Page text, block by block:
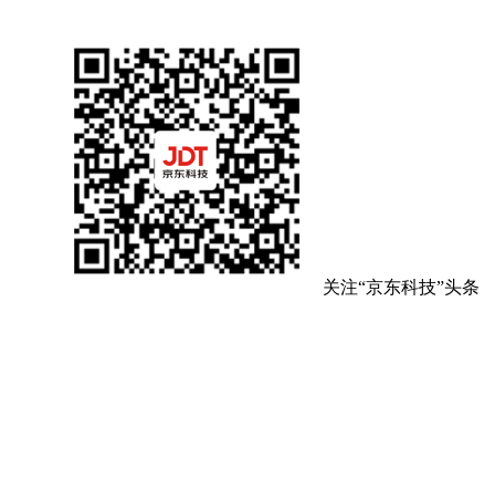
关注“京东科技”头条